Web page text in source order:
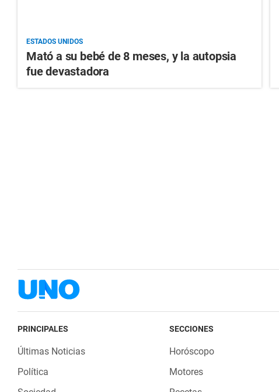
ESTADOS UNIDOS
Mató a su bebé de 8 meses, y la autopsia
fue devastadora
PRINCIPALES
Últimas Noticias
Política
SECCIONES
Horóscopo
Motores